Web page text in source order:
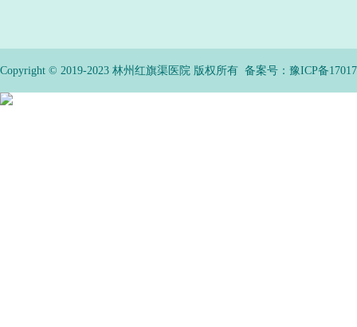
Copyright © 2019-2023 林州红旗渠医院 版权所有 备案号： 豫ICP备